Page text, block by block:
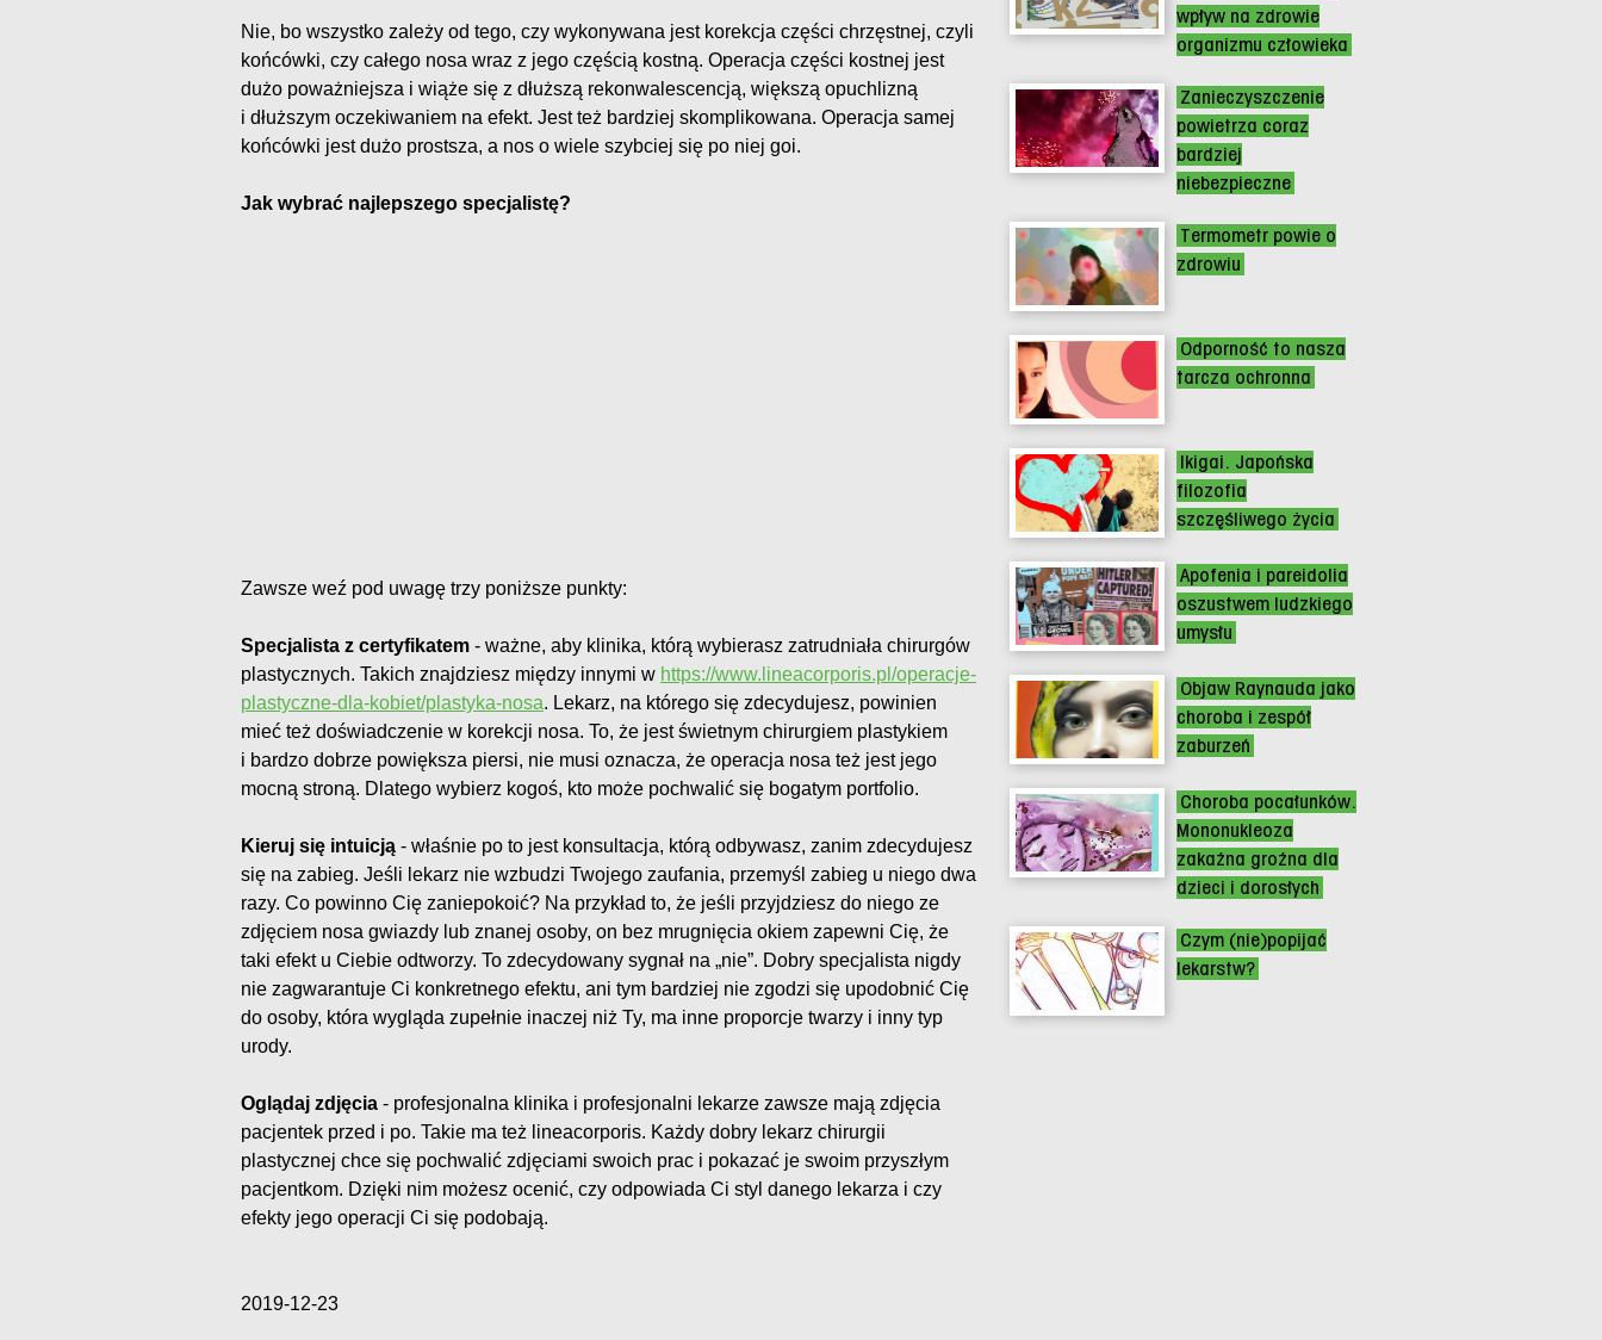
Nie, bo wszystko zależy od tego, czy wykonywana jest korekcja części chrzęstnej, czyli
końcówki, czy całego nosa wraz z jego częścią kostną. Operacja części kostnej jest
dużo poważniejsza i wiąże się z dłuższą rekonwalescencją, większą opuchlizną
i dłuższym oczekiwaniem na efekt. Jest też bardziej skomplikowana. Operacja samej
końcówki jest dużo prostsza, a nos o wiele szybciej się po niej goi.
Jak wybrać najlepszego specjalistę?
Zawsze weź pod uwagę trzy poniższe punkty:
Specjalista z certyfikatem - ważne, aby klinika, którą wybierasz zatrudniała chirurgów
plastycznych. Takich znajdziesz między innymi w https://www.lineacorporis.pl/operacje-
plastyczne-dla-kobiet/plastyka-nosa. Lekarz, na którego się zdecydujesz, powinien
mieć też doświadczenie w korekcji nosa. To, że jest świetnym chirurgiem plastykiem
i bardzo dobrze powiększa piersi, nie musi oznacza, że operacja nosa też jest jego
mocną stroną. Dlatego wybierz kogoś, kto może pochwalić się bogatym portfolio.
Kieruj się intuicją - właśnie po to jest konsultacja, którą odbywasz, zanim zdecydujesz
się na zabieg. Jeśli lekarz nie wzbudzi Twojego zaufania, przemyśl zabieg u niego dwa
razy. Co powinno Cię zaniepokoić? Na przykład to, że jeśli przyjdziesz do niego ze
zdjęciem nosa gwiazdy lub znanej osoby, on bez mrugnięcia okiem zapewni Cię, że
taki efekt u Ciebie odtworzy. To zdecydowany sygnał na „nie”. Dobry specjalista nigdy
nie zagwarantuje Ci konkretnego efektu, ani tym bardziej nie zgodzi się upodobnić Cię
do osoby, która wygląda zupełnie inaczej niż Ty, ma inne proporcje twarzy i inny typ
urody.
Oglądaj zdjęcia - profesjonalna klinika i profesjonalni lekarze zawsze mają zdjęcia
pacjentek przed i po. Takie ma też lineacorporis. Każdy dobry lekarz chirurgii
plastycznej chce się pochwalić zdjęciami swoich prac i pokazać je swoim przyszłym
pacjentkom. Dzięki nim możesz ocenić, czy odpowiada Ci styl danego lekarza i czy
efekty jego operacji Ci się podobają.
2019-12-23
wpływ na zdrowie
organizmu człowieka
Zanieczyszczenie
powietrza coraz
bardziej
niebezpieczne
Termometr powie o
zdrowiu
Odporność to nasza
tarcza ochronna
Ikigai. Japońska
filozofia
szczęśliwego życia
Apofenia i pareidolia
oszustwem ludzkiego
umysłu
Objaw Raynauda jako
choroba i zespół
zaburzeń
Choroba pocałunków.
Mononukleoza
zakaźna groźna dla
dzieci i dorosłych
Czym (nie)popijać
lekarstw?